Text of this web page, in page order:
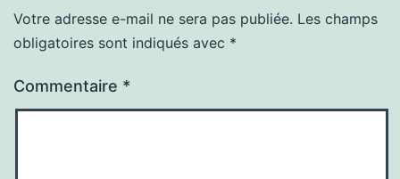
Votre adresse e-mail ne sera pas publiée. Les champs
obligatoires sont indiqués avec *
Commentaire *